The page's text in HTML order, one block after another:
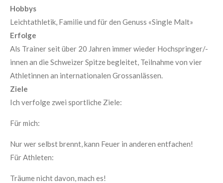
Hobbys
Leichtathletik, Familie und für den Genuss «Single Malt»
Erfolge
Als Trainer seit über 20 Jahren immer wieder Hochspringer/-
innen an die Schweizer Spitze begleitet, Teilnahme von vier
Athletinnen an internationalen Grossanlässen.
Ziele
Ich verfolge zwei sportliche Ziele:
Für mich:
Nur wer selbst brennt, kann Feuer in anderen entfachen!
Für Athleten:
Träume nicht davon, mach es!